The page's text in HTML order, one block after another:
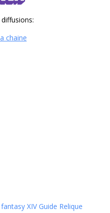
chaine
XIV Guide Relique